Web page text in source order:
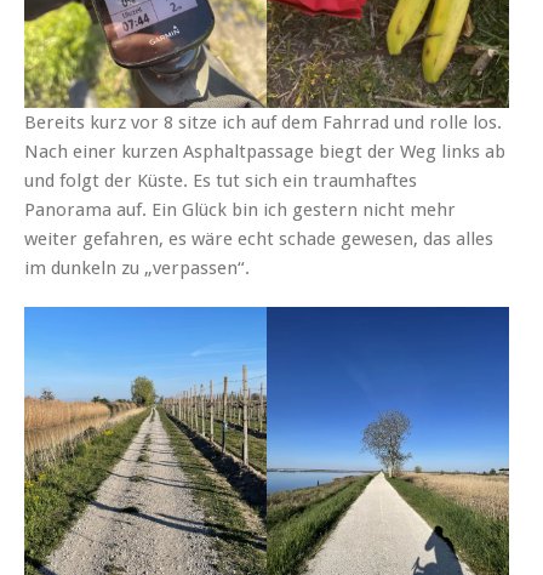
Bereits kurz vor 8 sitze ich auf dem Fahrrad und rolle los.
Nach einer kurzen Asphaltpassage biegt der Weg links ab
und folgt der Küste. Es tut sich ein traumhaftes
Panorama auf. Ein Glück bin ich gestern nicht mehr
weiter gefahren, es wäre echt schade gewesen, das alles
im dunkeln zu „verpassen“.